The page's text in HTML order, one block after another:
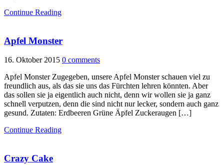
Continue Reading
Apfel Monster
16. Oktober 2015 0 comments
Apfel Monster Zugegeben, unsere Apfel Monster schauen viel zu
freundlich aus, als das sie uns das Fürchten lehren könnten. Aber
das sollen sie ja eigentlich auch nicht, denn wir wollen sie ja ganz
schnell verputzen, denn die sind nicht nur lecker, sondern auch ganz
gesund. Zutaten: Erdbeeren Grüne Äpfel Zuckeraugen […]
Continue Reading
Crazy Cake